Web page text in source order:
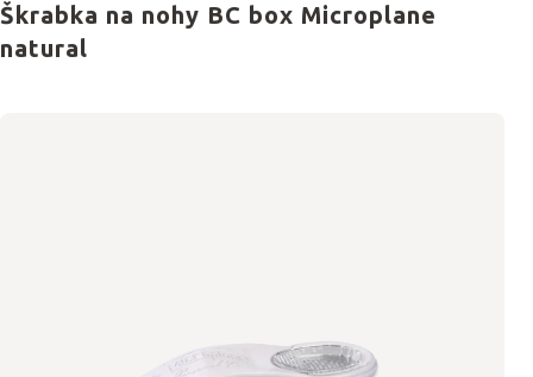
Škrabka na nohy BC box Microplane
natural